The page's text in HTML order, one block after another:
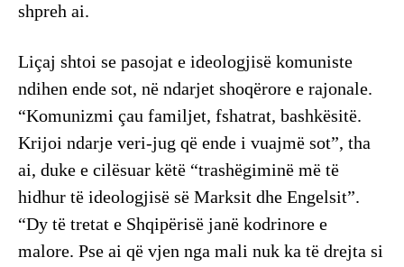
shpreh ai.
Liçaj shtoi se pasojat e ideologjisë komuniste
ndihen ende sot, në ndarjet shoqërore e rajonale.
“Komunizmi çau familjet, fshatrat, bashkësitë.
Krijoi ndarje veri-jug që ende i vuajmë sot”, tha
ai, duke e cilësuar këtë “trashëgiminë më të
hidhur të ideologjisë së Marksit dhe Engelsit”.
“Dy të tretat e Shqipërisë janë kodrinore e
malore. Pse ai që vjen nga mali nuk ka të drejta si